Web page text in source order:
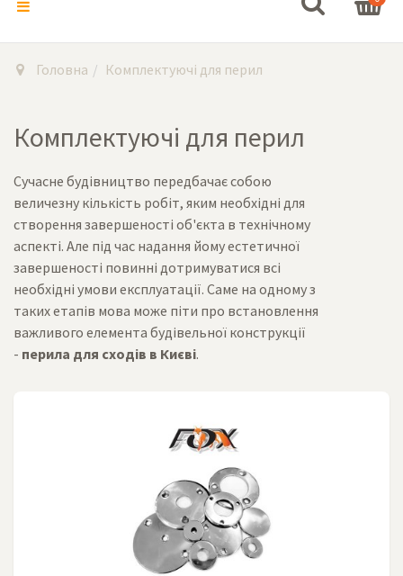
Головна Комплектуючі для перил
Комплектуючі для перил
Сучасне будівництво передбачає собою
величезну кількість робіт, яким необхідні для
створення завершеності об'єкта в технічному
аспекті. Але під час надання йому естетичної
завершеності повинні дотримуватися всі
необхідні умови експлуатації. Саме на одному з
таких етапів мова може піти про встановлення
важливого елемента будівельної конструкції
- перила для сходів в Києві.